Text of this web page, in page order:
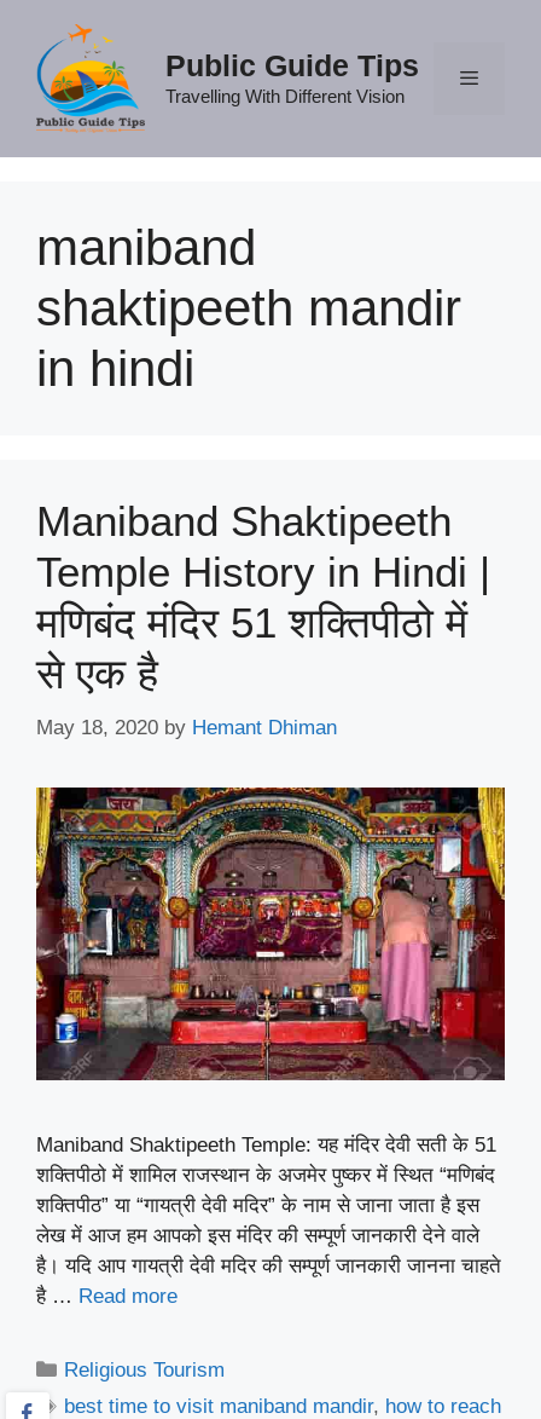
content
Public Guide Tips
Travelling With Different Vision
maniband
shaktipeeth mandir
in hindi
Maniband Shaktipeeth
Temple History in Hindi |
मणिबंद मंदिर 51 शक्तिपीठो में
से एक है
May 18, 2020 by Hemant Dhiman
Maniband Shaktipeeth Temple: यह मंदिर देवी सती के 51
शक्तिपीठो में शामिल राजस्थान के अजमेर पुष्कर में स्थित “मणिबंद
शक्तिपीठ” या “गायत्री देवी मदिर” के नाम से जाना जाता है इस
लेख में आज हम आपको इस मंदिर की सम्पूर्ण जानकारी देने वाले
है। यदि आप गायत्री देवी मदिर की सम्पूर्ण जानकारी जानना चाहते
है … Read more
Categories
Religious Tourism
Tags
best time to visit maniband mandir, how to reach